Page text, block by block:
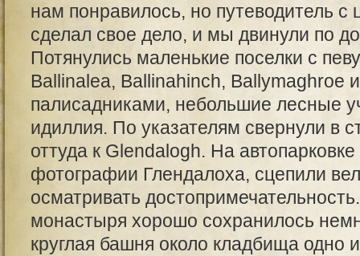
нам понравилось, но путеводитель с
сделал свое дело, и мы двинули по
Потянулись маленькие поселки с
Ballinalea, Ballinahinch, Ballymaghroe
палисадниками, небольшие лесные
идиллия. По указателям свернули в
оттуда к Glendalogh. На
фотографии Глендалоха, сцепили
осматривать
монастыря хорошо сохранилось
круглая башня около кладбища одно